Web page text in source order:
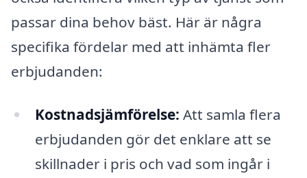
passar dina behov bäst. Här är några
specifika fördelar med att inhämta fler
erbjudanden:
Kostnadsjämförelse: Att samla flera
erbjudanden gör det enklare att se
skillnader i pris och vad som ingår i